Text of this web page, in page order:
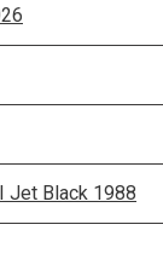
Jet Black 1988